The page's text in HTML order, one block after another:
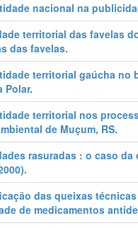
nacional na
territorial das favelas
das favelas.
territorial gaúcha no
Polar.
territorial nos
de Muçum, RS.
rasuradas : o caso
das queixas
de medicamentos